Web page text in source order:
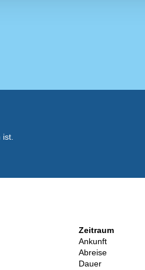
ist.
Zeitraum
Ankunft
Abreise
Dauer